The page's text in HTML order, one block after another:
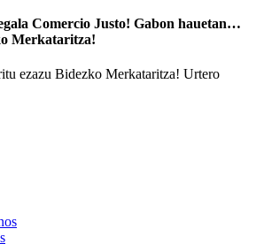
Comercio Justo! Gabon hauetan…
Merkataritza!
ezazu Bidezko Merkataritza! Urtero